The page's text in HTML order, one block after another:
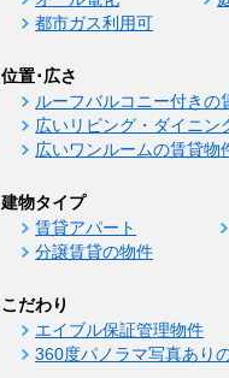
都市ガス利用可
位置･広さ
ルーフバルコニー付きの
広いリビング・ダイニン
広いワンルームの賃貸物
建物タイプ
賃貸アパート
分譲賃貸の物件
こだわり
エイブル保証管理物件
360度パノラマ写真あり